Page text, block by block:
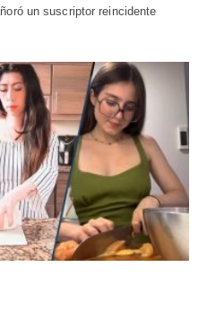
un suscriptor reincidente